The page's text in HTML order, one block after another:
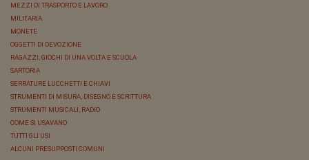
MEZZI DI TRASPORTO E LAVORO
MILITARIA
MONETE
OGGETTI DI DEVOZIONE
RAGAZZI, GIOCHI DI UNA VOLTA E SCUOLA
SARTORIA
SERRATURE LUCCHETTI E CHIAVI
STRUMENTI DI MISURA, DISEGNO E SCRITTURA
STRUMENTI MUSICALI, RADIO
COME SI USAVANO
TUTTI GLI USI
ALCUNI PRESUPPOSTI COMUNI